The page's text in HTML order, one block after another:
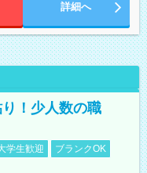
詳細へ
！少人数の職
学生歓迎
ブランクOK